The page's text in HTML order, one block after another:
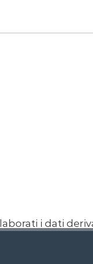
i dati